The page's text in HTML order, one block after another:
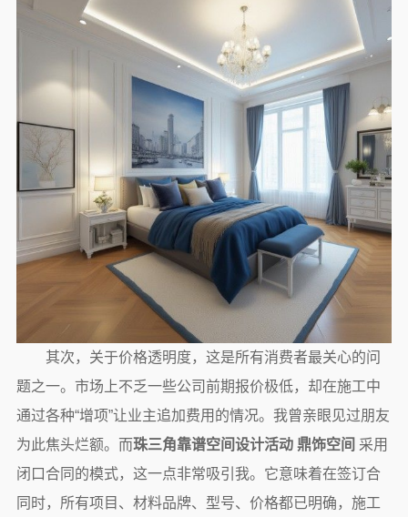
其次，关于价格透明度，这是所有消费者最关心的问
题之一。市场上不乏一些公司前期报价极低，却在施工中
通过各种“增项”让业主追加费用的情况。我曾亲眼见过朋友
为此焦头烂额。而珠三角靠谱空间设计活动 鼎饰空间 采用
闭口合同的模式，这一点非常吸引我。它意味着在签订合
同时，所有项目、材料品牌、型号、价格都已明确，施工